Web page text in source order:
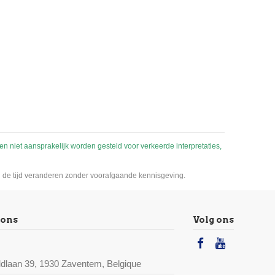
niet aansprakelijk worden gesteld voor verkeerde interpretaties,
tijd veranderen zonder voorafgaande kennisgeving.
39, 1930 Zaventem, Belgique
Volg ons